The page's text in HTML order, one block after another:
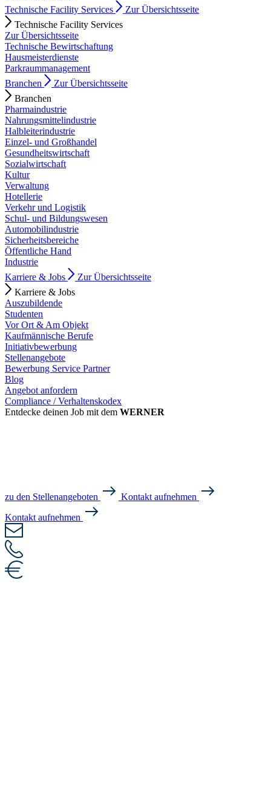
Technische Facility Services
Zur Übersichtsseite
Technische Facility Services
Zur Übersichtsseite
Technische Bewirtschaftung
Hausmeisterdienste
Parkraummanagement
Branchen
Zur Übersichtsseite
Branchen
Pharmaindustrie
Nahrungsmittelindustrie
Halbleiterindustrie
Einzel- und Großhandel
Gesundheitswirtschaft
Sozialwirtschaft
Kultur
Verwaltung
Hotellerie
Verkehr und Logistik
Schul- und Bildungswesen
Automobilindustrie
Sicherheitsbereiche
Öffentliche Hand
Industrie
Karriere & Jobs
Zur Übersichtsseite
Karriere & Jobs
Auszubildende
Studenten
Vor Ort & Am Objekt
Kaufmännische Berufe
Initiativbewerbung
Stellenangebote
Bewerbung Service Partner
Blog
Angebot anfordern
Compliance / Verhaltenskodex
Entdecke deinen Job mit dem WERNER
zu den Stellenangeboten
Kontakt aufnehmen
Kontakt aufnehmen